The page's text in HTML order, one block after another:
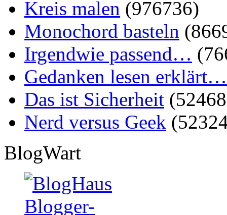
Kreis malen (976736)
Monochord basteln
Irgendwie passend…
Gedanken lesen erklärt…
Das ist Sicherheit
Nerd versus Geek
BlogWart